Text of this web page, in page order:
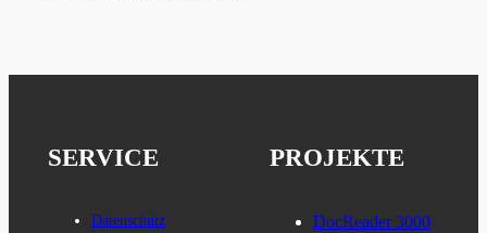
SERVICE
Datenschutz
PROJEKTE
DocReader 3000